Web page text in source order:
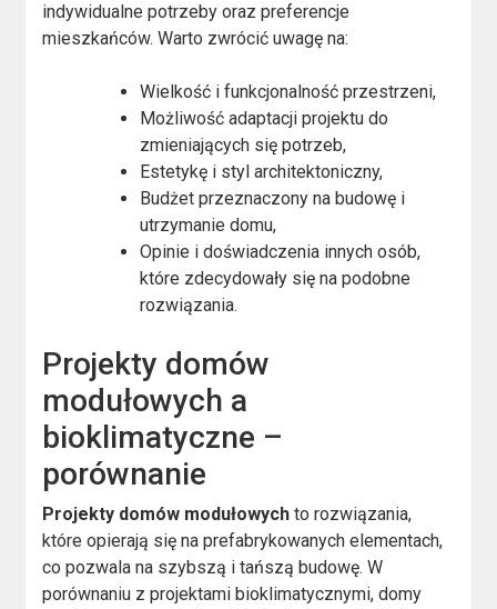
indywidualne potrzeby oraz preferencje
mieszkańców. Warto zwrócić uwagę na:
Wielkość i funkcjonalność przestrzeni,
Możliwość adaptacji projektu do
zmieniających się potrzeb,
Estetykę i styl architektoniczny,
Budżet przeznaczony na budowę i
utrzymanie domu,
Opinie i doświadczenia innych osób,
które zdecydowały się na podobne
rozwiązania.
Projekty domów
modułowych a
bioklimatyczne –
porównanie
Projekty domów modułowych to rozwiązania,
które opierają się na prefabrykowanych elementach,
co pozwala na szybszą i tańszą budowę. W
porównaniu z projektami bioklimatycznymi, domy